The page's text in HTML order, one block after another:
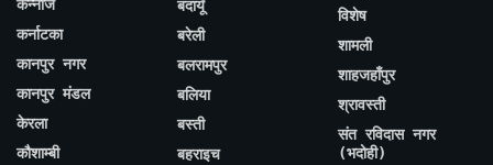
कन्नौज
कर्नाटका
कानपुर नगर
कानपुर मंडल
केरला
कौशाम्बी
बदायूँ
बरेली
बलरामपुर
बलिया
बस्ती
बहराइच
विशेष
शामली
शाहजहाँपुर
श्रावस्ती
संत रविदास नगर
(भदोही)